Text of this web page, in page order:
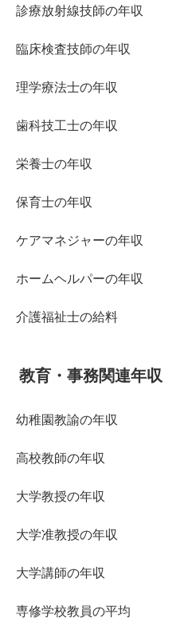
診療放射線技師の年収
臨床検査技師の年収
理学療法士の年収
歯科技工士の年収
栄養士の年収
保育士の年収
ケアマネジャーの年収
ホームヘルパーの年収
介護福祉士の給料
教育・事務関連年収
幼稚園教諭の年収
高校教師の年収
大学教授の年収
大学准教授の年収
大学講師の年収
専修学校教員の平均